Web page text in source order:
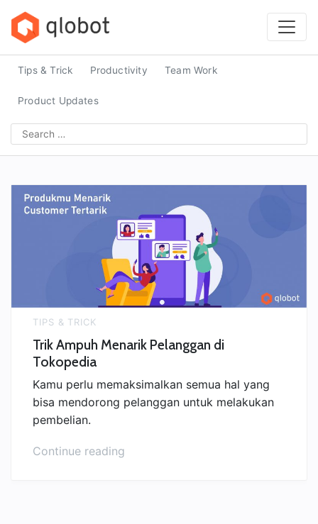
content
Tips & Trick Productivity Team Work
Product Updates
Search
for:
TIPS & TRICK
Trik Ampuh Menarik Pelanggan di
Tokopedia
Kamu perlu memaksimalkan semua hal yang
bisa mendorong pelanggan untuk melakukan
pembelian.
Continue reading